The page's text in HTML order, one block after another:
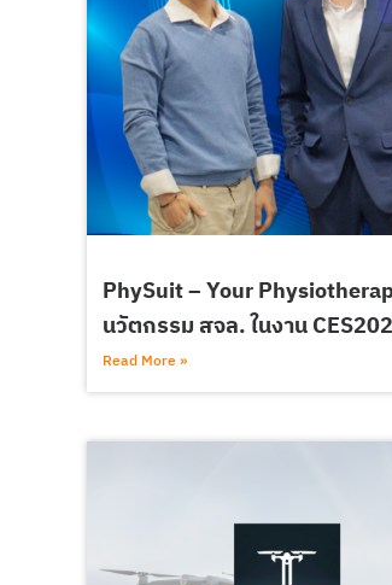
PhySuit – Your
นวัตกรรม สจล. ในงาน
Read More »